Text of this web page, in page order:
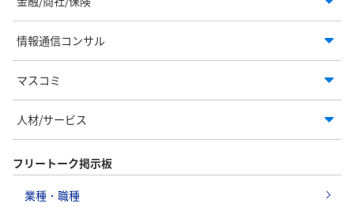
情報通信コンサル
マスコミ
人材/サービス
フリートーク掲示板
業種・職種